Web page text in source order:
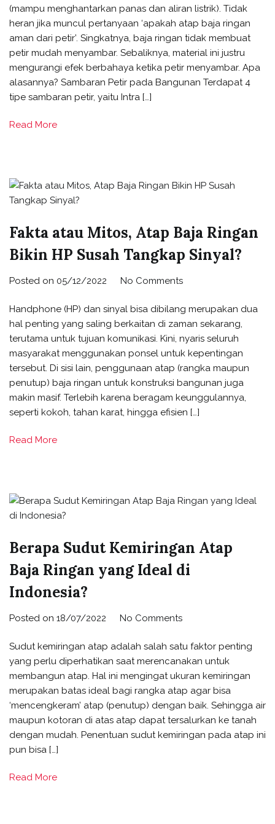
(mampu menghantarkan panas dan aliran listrik). Tidak
heran jika muncul pertanyaan ‘apakah atap baja ringan
aman dari petir’. Singkatnya, baja ringan tidak membuat
petir mudah menyambar. Sebaliknya, material ini justru
mengurangi efek berbahaya ketika petir menyambar. Apa
alasannya? Sambaran Petir pada Bangunan Terdapat 4
tipe sambaran petir, yaitu Intra […]
Read More
Fakta atau Mitos, Atap Baja Ringan
Bikin HP Susah Tangkap Sinyal?
Posted on 05/12/2022 No Comments
Handphone (HP) dan sinyal bisa dibilang merupakan dua
hal penting yang saling berkaitan di zaman sekarang,
terutama untuk tujuan komunikasi. Kini, nyaris seluruh
masyarakat menggunakan ponsel untuk kepentingan
tersebut. Di sisi lain, penggunaan atap (rangka maupun
penutup) baja ringan untuk konstruksi bangunan juga
makin masif. Terlebih karena beragam keunggulannya,
seperti kokoh, tahan karat, hingga efisien […]
Read More
Berapa Sudut Kemiringan Atap
Baja Ringan yang Ideal di
Indonesia?
Posted on 18/07/2022 No Comments
Sudut kemiringan atap adalah salah satu faktor penting
yang perlu diperhatikan saat merencanakan untuk
membangun atap. Hal ini mengingat ukuran kemiringan
merupakan batas ideal bagi rangka atap agar bisa
‘mencengkeram’ atap (penutup) dengan baik. Sehingga air
maupun kotoran di atas atap dapat tersalurkan ke tanah
dengan mudah. Penentuan sudut kemiringan pada atap ini
pun bisa […]
Read More